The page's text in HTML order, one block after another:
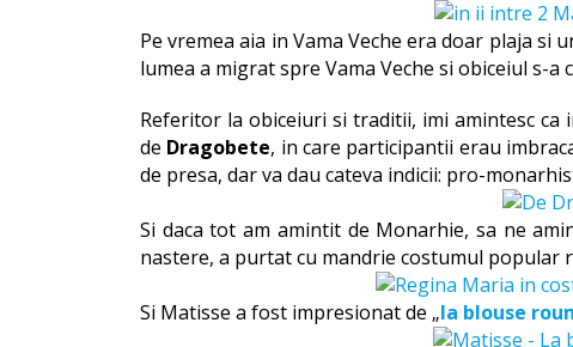
Pe vremea aia in Vama Veche era doar plaja si
lumea a migrat spre Vama Veche si obiceiul s-a
Referitor la obiceiuri si traditii, imi amintesc
de Dragobete, in care participantii erau
de presa, dar va dau cateva indicii: pro-
Si daca tot am amintit de Monarhie, sa ne
nastere, a purtat cu mandrie costumul popular
Si Matisse a fost impresionat de „la blouse